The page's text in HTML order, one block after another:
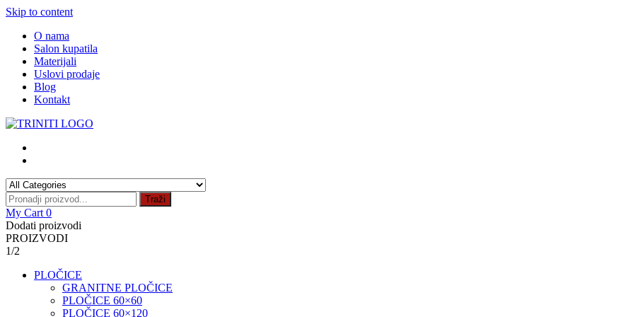
Skip to content
O nama
Salon kupatila
Materijali
Uslovi prodaje
Blog
Kontakt
Traži
My Cart 0
Dodati proizvodi
PROIZVODI
1/2
PLOČICE
GRANITNE PLOČICE
PLOČICE 60×60
PLOČICE 60×120